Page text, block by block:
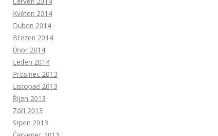
Květen 2014
Duben 2014
Březen 2014
Únor 2014
Leden 2014
Prosinec 2013
Listopad 2013
Říjen 2013
Září 2013
Srpen 2013